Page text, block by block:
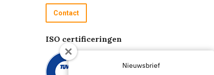
Contact
ISO certificeringen
Nieuwsbrief